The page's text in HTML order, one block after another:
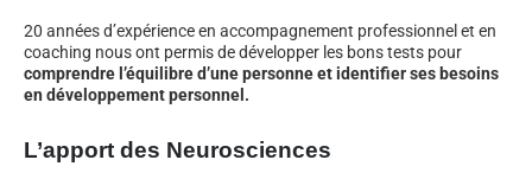
20 années d’expérience en accompagnement professionnel et en
coaching nous ont permis de développer les bons tests pour
comprendre l’équilibre d’une personne et identifier ses besoins
en développement personnel.
L’apport des Neurosciences